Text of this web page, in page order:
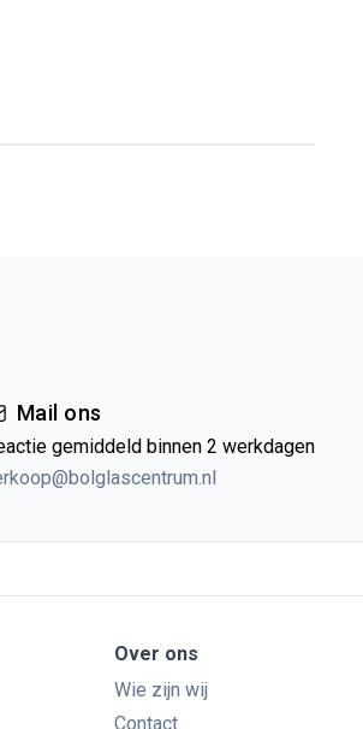
Mail ons
gemiddeld binnen 2 werkdagen
Over ons
Wie zijn wij
Contact